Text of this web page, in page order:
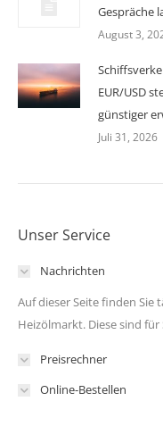
Gespräche
August 3,
EUR/USD
günstiger
Juli 31, 2026
Unser Service
Nachrichten
Auf dieser Seite finden Sie
Heizölmarkt. Diese sind
Preisrechner
Online-Bestellen